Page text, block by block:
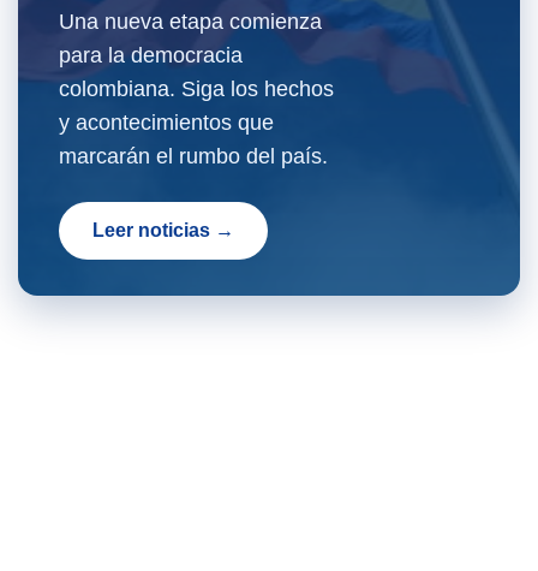
Una nueva etapa comienza
para la democracia
colombiana. Siga los hechos
y acontecimientos que
marcarán el rumbo del país.
Leer noticias →